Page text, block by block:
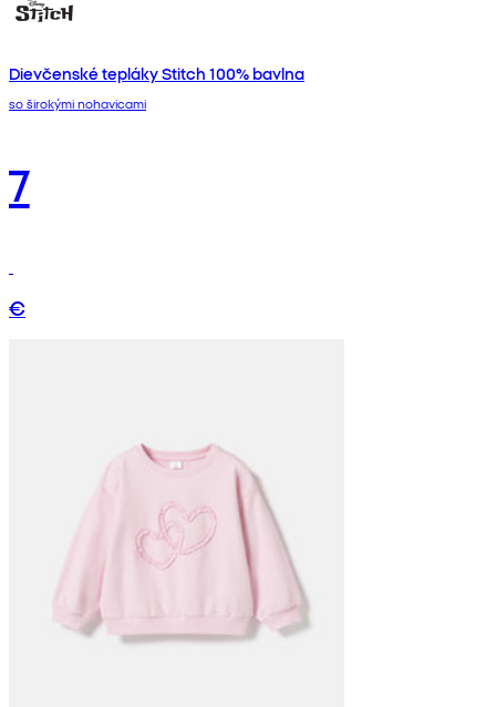
Dievčenské tepláky Stitch 100% bavlna
so širokými nohavicami
7
€